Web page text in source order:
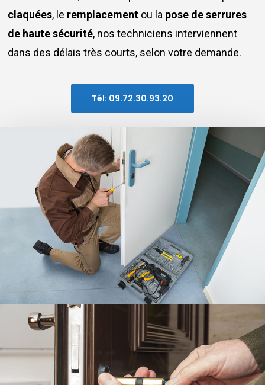
claquées, le remplacement ou la pose de serrures
de haute sécurité, nos techniciens interviennent
dans des délais très courts, selon votre demande.
Tél: 09.72.30.93.20